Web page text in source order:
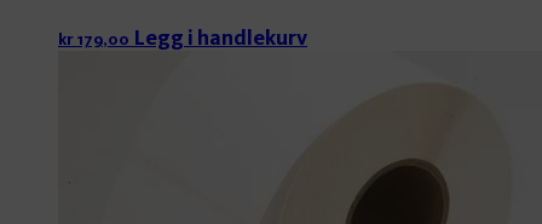
kr179,00 Legg i handlekurv